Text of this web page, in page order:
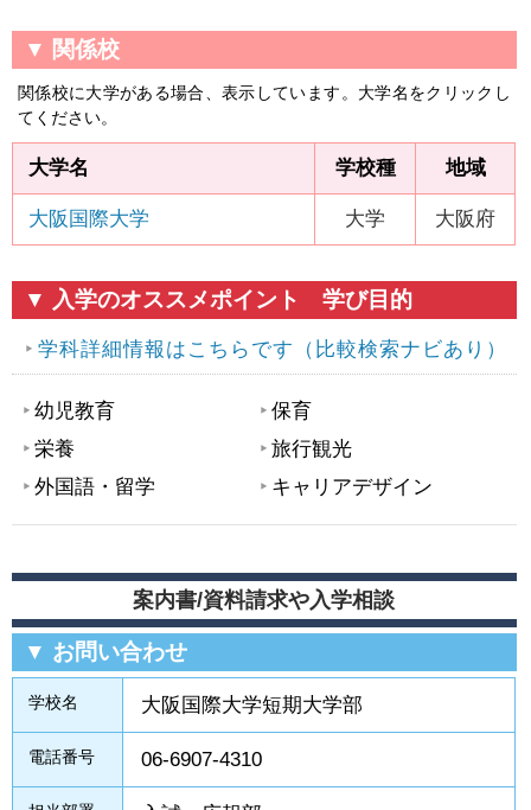
▼ 関係校
関係校に大学がある場合、表示しています。大学名をクリックし
てください。
大学名 学校種 地域
大阪国際大学 大学 大阪府
▼ 入学のオススメポイント 学び目的
学科詳細情報はこちらです（比較検索ナビあり）
幼児教育
保育
栄養
旅行観光
外国語・留学
キャリアデザイン
案内書/資料請求や入学相談
▼ お問い合わせ
学校名 大阪国際大学短期大学部
電話番号 06-6907-4310